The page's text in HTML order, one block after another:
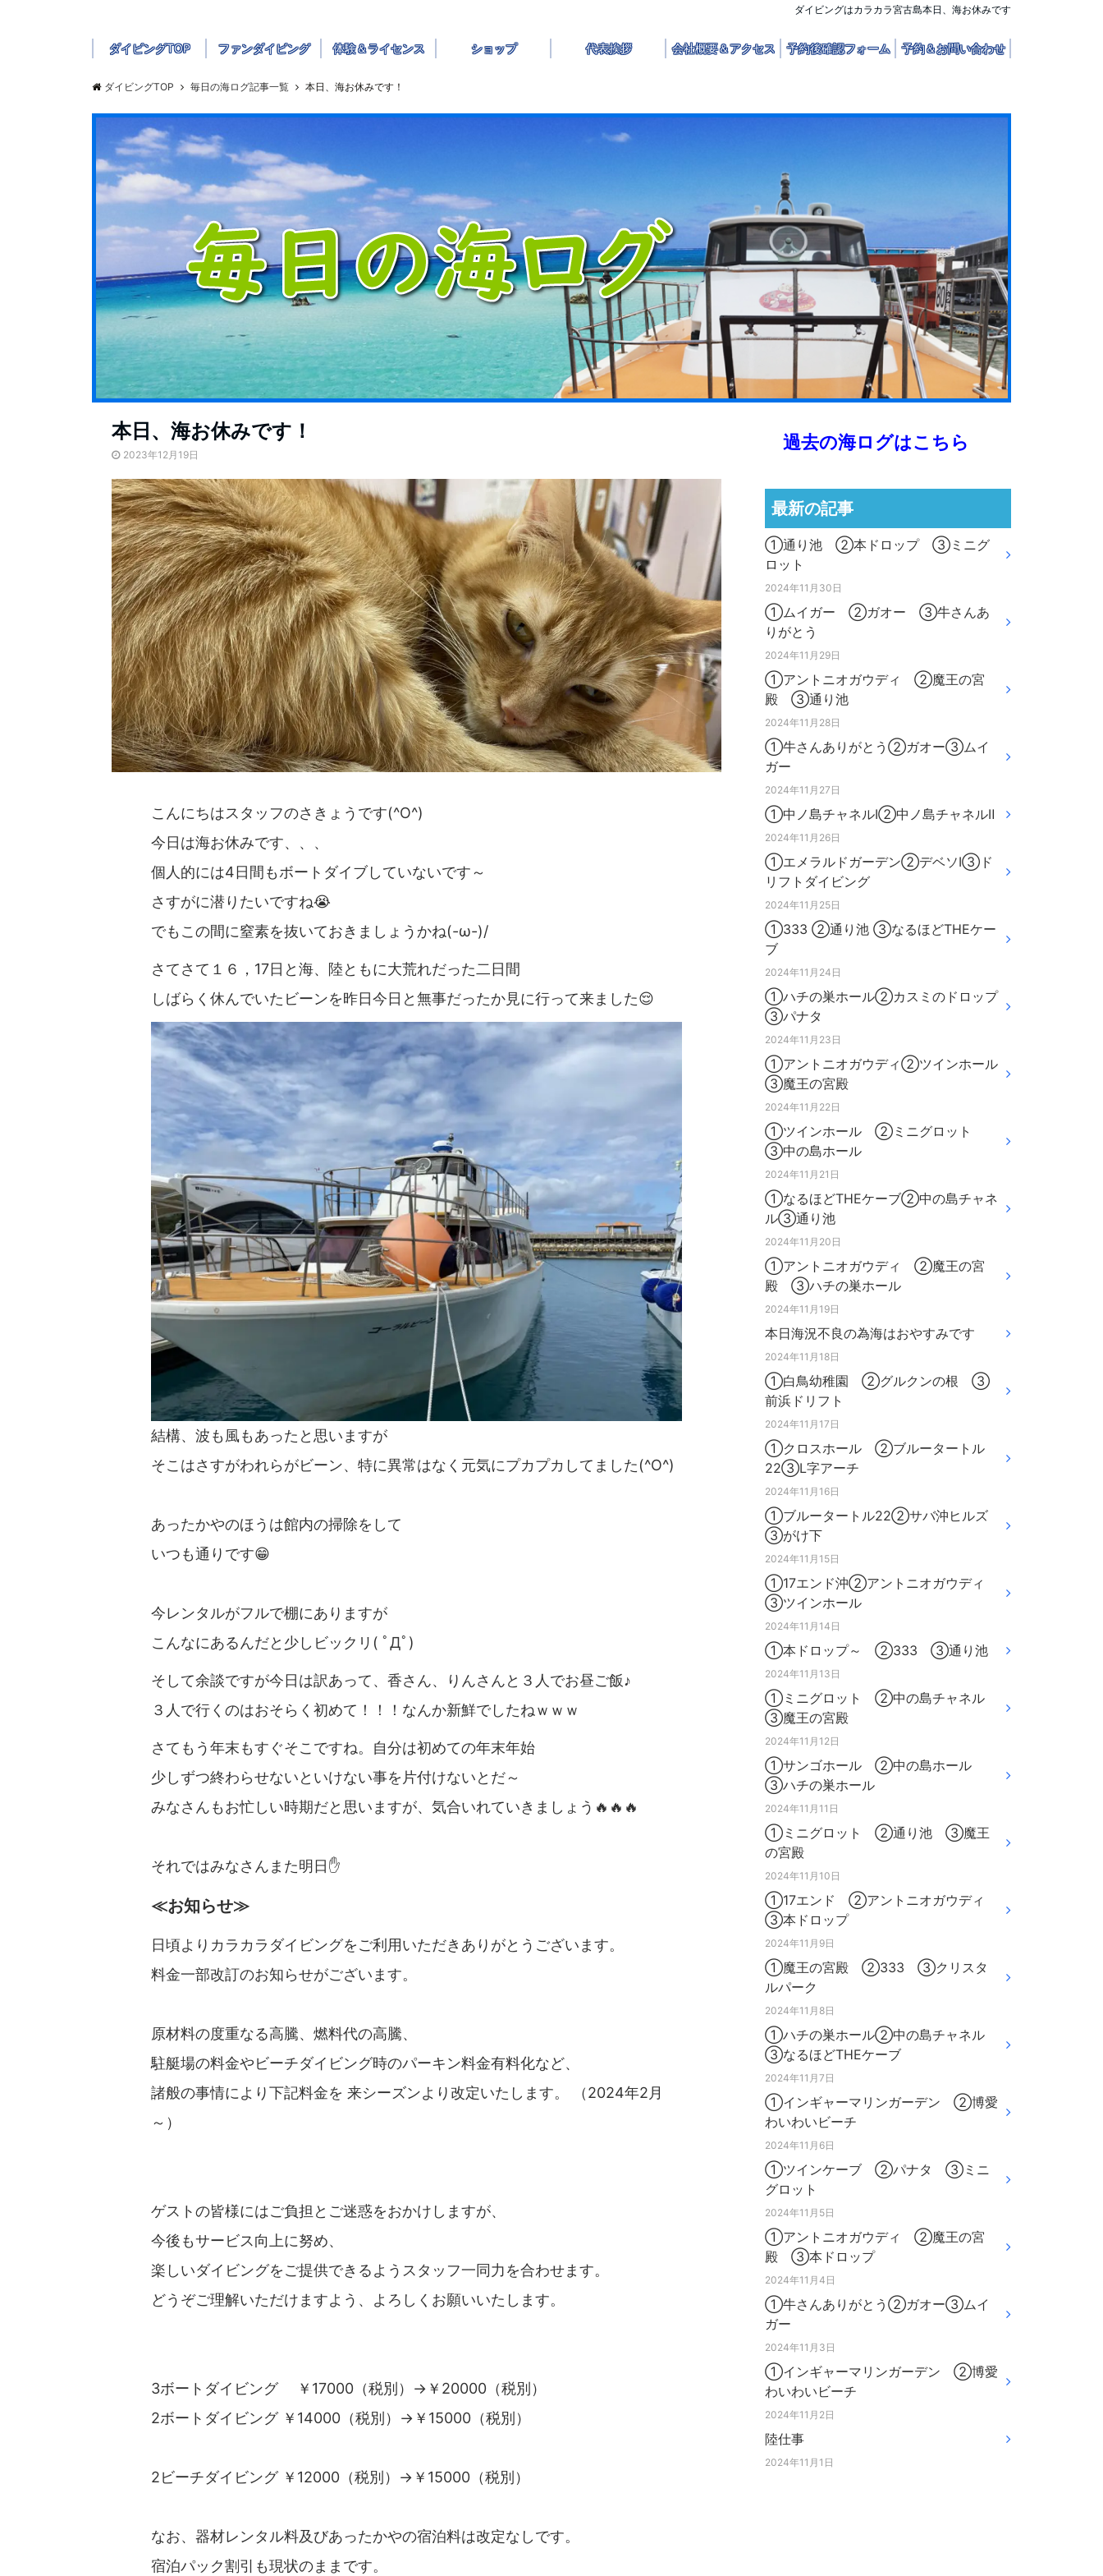
ダイビングはカラカラ宮古島本日、海お休みです
ダイビングTOP ファンダイビング 体験＆ライセンス ショップ 代表挨拶 会社概要＆アクセス 予約後確認フォーム 予約＆お問い合わせ
ダイビングTOP 毎日の海ログ記事一覧 本日、海お休みです！
本日、海お休みです！
2023年12月19日
こんにちはスタッフのさきょうです(^O^)
今日は海お休みです、、、
個人的には4日間もボートダイブしていないです～
さすがに潜りたいですね😭
でもこの間に窒素を抜いておきましょうかね(-ω-)/
さてさて１６，17日と海、陸ともに大荒れだった二日間
しばらく休んでいたビーンを昨日今日と無事だったか見に行って来ました😌
結構、波も風もあったと思いますが
そこはさすがわれらがビーン、特に異常はなく元気にプカプカしてました(^O^)
あったかやのほうは館内の掃除をして
いつも通りです😁
今レンタルがフルで棚にありますが
こんなにあるんだと少しビックリ( ﾟДﾟ)
そして余談ですが今日は訳あって、香さん、りんさんと３人でお昼ご飯♪
３人で行くのはおそらく初めて！！！なんか新鮮でしたねｗｗｗ
さてもう年末もすぐそこですね。自分は初めての年末年始
少しずつ終わらせないといけない事を片付けないとだ～
みなさんもお忙しい時期だと思いますが、気合いれていきましょう🔥🔥🔥
それではみなさんまた明日✋
≪お知らせ≫
日頃よりカラカラダイビングをご利用いただきありがとうございます。
料金一部改訂のお知らせがございます。
原材料の度重なる高騰、燃料代の高騰、
駐艇場の料金やビーチダイビング時のパーキン料金有料化など、
諸般の事情により下記料金を 来シーズンより改定いたします。 （2024年2月
～）
ゲストの皆様にはご負担とご迷惑をおかけしますが、
今後もサービス向上に努め、
楽しいダイビングをご提供できるようスタッフ一同力を合わせます。
どうぞご理解いただけますよう、よろしくお願いいたします。
3ボートダイビング ￥17000（税別）→￥20000（税別）
2ボートダイビング ￥14000（税別）→￥15000（税別）
2ビーチダイビング ￥12000（税別）→￥15000（税別）
なお、器材レンタル料及びあったかやの宿泊料は改定なしです。
宿泊パック割引も現状のままです。
過去の海ログはこちら
最新の記事
①通り池 ②本ドロップ ③ミニグ
ロット
2024年11月30日
①ムイガー ②ガオー ③牛さんあ
りがとう
2024年11月29日
①アントニオガウディ ②魔王の宮
殿 ③通り池
2024年11月28日
①牛さんありがとう②ガオー③ムイ
ガー
2024年11月27日
①中ノ島チャネルⅠ②中ノ島チャネルⅡ
2024年11月26日
①エメラルドガーデン②デベソⅠ③ド
リフトダイビング
2024年11月25日
①333 ②通り池 ③なるほどTHEケー
ブ
2024年11月24日
①ハチの巣ホール②カスミのドロップ
③パナタ
2024年11月23日
①アントニオガウディ②ツインホール
③魔王の宮殿
2024年11月22日
①ツインホール ②ミニグロット
③中の島ホール
2024年11月21日
①なるほどTHEケーブ②中の島チャネ
ル③通り池
2024年11月20日
①アントニオガウディ ②魔王の宮
殿 ③ハチの巣ホール
2024年11月19日
本日海況不良の為海はおやすみです
2024年11月18日
①白鳥幼稚園 ②グルクンの根 ③
前浜ドリフト
2024年11月17日
①クロスホール ②ブルータートル
22③L字アーチ
2024年11月16日
①ブルータートル22②サバ沖ヒルズ
③がけ下
2024年11月15日
①17エンド沖②アントニオガウディ
③ツインホール
2024年11月14日
①本ドロップ～ ②333 ③通り池
2024年11月13日
①ミニグロット ②中の島チャネル
③魔王の宮殿
2024年11月12日
①サンゴホール ②中の島ホール
③ハチの巣ホール
2024年11月11日
①ミニグロット ②通り池 ③魔王
の宮殿
2024年11月10日
①17エンド ②アントニオガウディ
③本ドロップ
2024年11月9日
①魔王の宮殿 ②333 ③クリスタ
ルパーク
2024年11月8日
①ハチの巣ホール②中の島チャネル
③なるほどTHEケーブ
2024年11月7日
①インギャーマリンガーデン ②博愛
わいわいビーチ
2024年11月6日
①ツインケーブ ②パナタ ③ミニ
グロット
2024年11月5日
①アントニオガウディ ②魔王の宮
殿 ③本ドロップ
2024年11月4日
①牛さんありがとう②ガオー③ムイ
ガー
2024年11月3日
①インギャーマリンガーデン ②博愛
わいわいビーチ
2024年11月2日
陸仕事
2024年11月1日